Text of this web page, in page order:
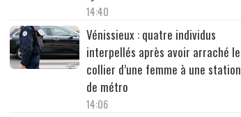
14:40
Vénissieux : quatre individus
interpellés après avoir arraché le
collier d’une femme à une station
de métro
14:06